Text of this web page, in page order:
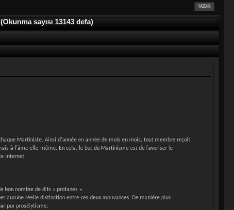
YAZDIR
sayısı 13143 defa)
Martiniste. Ainsi d'année en année de mois en mois, tout membre reçoit
à l'âme elle-même. En cela, le but du Martinisme est de favoriser le
internet.
bon nombre de dits « profanes ».
aucune réelle distinction entre ces deux mouvances. De manière plus
pur prosélytisme.